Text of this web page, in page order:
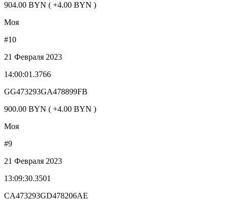
904.00 BYN ( +4.00 BYN )
Моя
#10
21 Февраля 2023
14:00:01.3766
GG473293GA478899FB
900.00 BYN ( +4.00 BYN )
Моя
#9
21 Февраля 2023
13:09:30.3501
CA473293GD478206AE